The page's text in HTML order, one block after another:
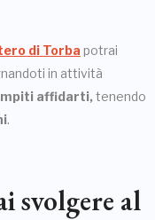
di Torba potrai
in attività
affidarti, tenendo
.
svolgere al